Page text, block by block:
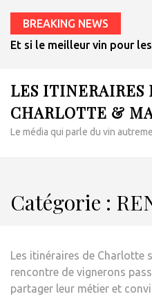
BREAKING NEWS
Et si le meilleur vin pour
LES ITINERAIRES
CHARLOTTE &
Le média qui parle du vin
Catégorie :
Les itinéraires de Charlotte
rencontre de vignerons
partager leur métier et